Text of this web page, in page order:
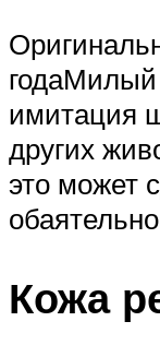
годаМилый
имитация
других
это может
Кожа